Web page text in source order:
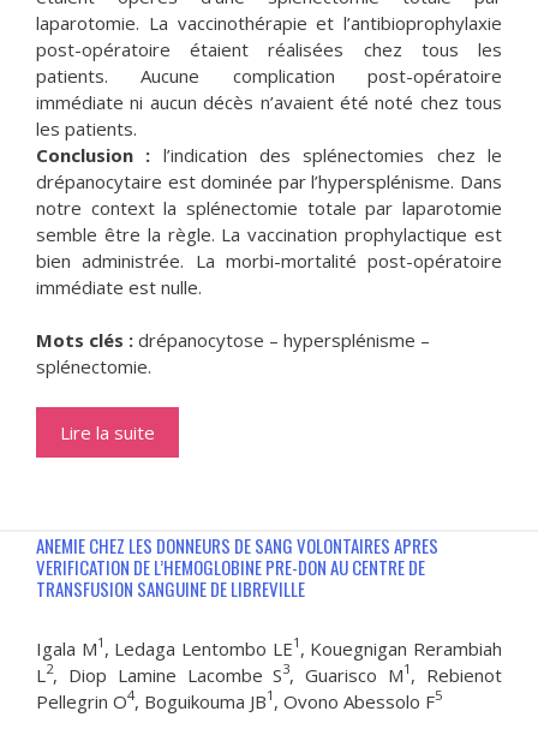
laparotomie. La vaccinothérapie et l’antibioprophylaxie
post-opératoire étaient réalisées chez tous les
patients. Aucune complication post-opératoire
immédiate ni aucun décès n’avaient été noté chez tous
les patients.
Conclusion : l’indication des splénectomies chez le
drépanocytaire est dominée par l’hypersplénisme. Dans
notre context la splénectomie totale par laparotomie
semble être la règle. La vaccination prophylactique est
bien administrée. La morbi-mortalité post-opératoire
immédiate est nulle.
Mots clés : drépanocytose – hypersplénisme –
splénectomie.
Lire la suite
ANEMIE CHEZ LES DONNEURS DE SANG VOLONTAIRES APRES
VERIFICATION DE L’HEMOGLOBINE PRE-DON AU CENTRE DE
TRANSFUSION SANGUINE DE LIBREVILLE
Igala M1 , Ledaga Lentombo LE1 , Kouegnigan Rerambiah
L 2, Diop Lamine Lacombe S3, Guarisco M1 , Rebienot
Pellegrin O4, Boguikouma JB1 , Ovono Abessolo F5